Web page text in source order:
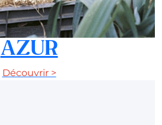
AZUR
Découvrir >